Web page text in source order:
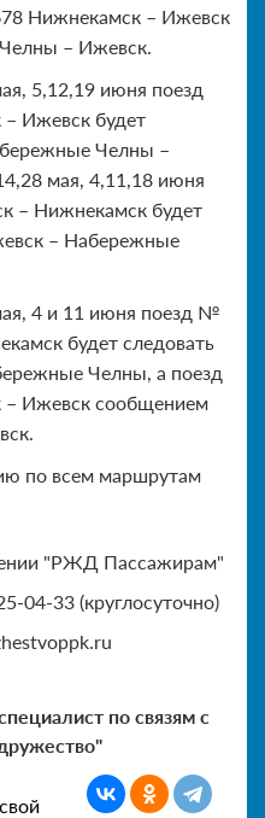
Нижнекамск – Ижевск
– Ижевск.
5,12,19 июня поезд
Ижевск будет
Челны –
мая, 4,11,18 июня
– Нижнекамск будет
– Набережные
4 и 11 июня поезд №
будет следовать
Челны, а поезд
Ижевск сообщением
по всем маршрутам
"РЖД Пассажирам"
04-33 (круглосуточно)
по связям с